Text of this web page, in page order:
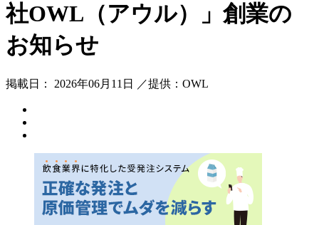
社OWL（アウル）」創業の
お知らせ
掲載日： 2026年06月11日 ／提供：OWL